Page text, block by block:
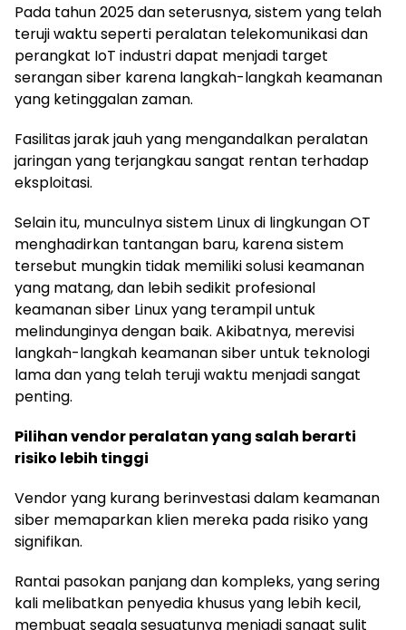
Pada tahun 2025 dan seterusnya, sistem yang telah
teruji waktu seperti peralatan telekomunikasi dan
perangkat IoT industri dapat menjadi target
serangan siber karena langkah-langkah keamanan
yang ketinggalan zaman.
Fasilitas jarak jauh yang mengandalkan peralatan
jaringan yang terjangkau sangat rentan terhadap
eksploitasi.
Selain itu, munculnya sistem Linux di lingkungan OT
menghadirkan tantangan baru, karena sistem
tersebut mungkin tidak memiliki solusi keamanan
yang matang, dan lebih sedikit profesional
keamanan siber Linux yang terampil untuk
melindunginya dengan baik. Akibatnya, merevisi
langkah-langkah keamanan siber untuk teknologi
lama dan yang telah teruji waktu menjadi sangat
penting.
Pilihan vendor peralatan yang salah berarti
risiko lebih tinggi
Vendor yang kurang berinvestasi dalam keamanan
siber memaparkan klien mereka pada risiko yang
signifikan.
Rantai pasokan panjang dan kompleks, yang sering
kali melibatkan penyedia khusus yang lebih kecil,
membuat segala sesuatunya menjadi sangat sulit